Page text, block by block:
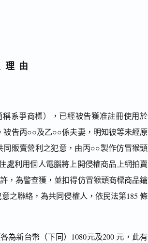
由
系爭商標），已經被告獲准註冊使用
告丙○○及乙○○係夫妻，明知彼等未經
販賣營利之犯意，由丙○○製作仿冒猴
處利用個人電腦將上開侵權商品上網拍
，為警查獲，並扣得仿冒猴頭商標商品
之聯絡，為共同侵權人，依民法第185
為新台幣（下同）1080元及200 元，此